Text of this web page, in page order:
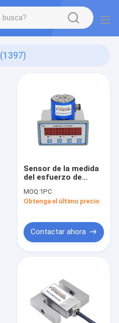
(1397)
Sensor de la medida
del esfuerzo de
200NM 100NM 50NM
30NM 20NM del
del reborde
MOQ:1PC
Obtenga el último precio
Contactar ahora